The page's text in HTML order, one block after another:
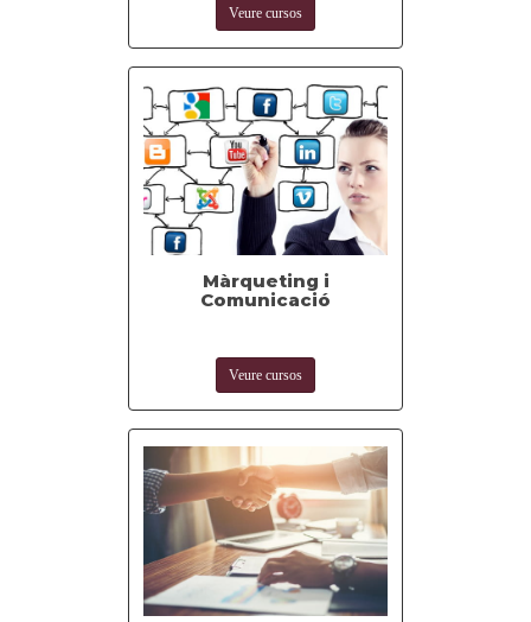
Veure cursos
Màrqueting i
Comunicació
Veure cursos